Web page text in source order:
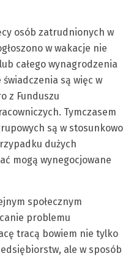
osób zatrudnionych w
w wakacje nie
całego wynagrodzenia
świadczenia są więc w
z Funduszu
Tymczasem
są w stosunkowo
dużych
mogą wynegocjowane
społecznym
problemu
tracą bowiem nie tylko
ale w sposób